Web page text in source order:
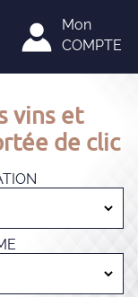
Mon
COMPTE
vins et
de clic